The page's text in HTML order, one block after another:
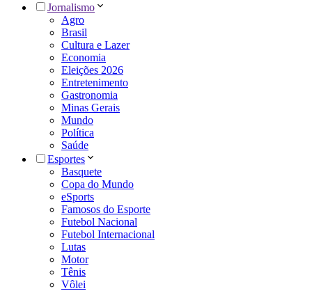
Jornalismo
Agro
Brasil
Cultura e Lazer
Economia
Eleições 2026
Entretenimento
Gastronomia
Minas Gerais
Mundo
Política
Saúde
Esportes
Basquete
Copa do Mundo
eSports
Famosos do Esporte
Futebol Nacional
Futebol Internacional
Lutas
Motor
Tênis
Vôlei